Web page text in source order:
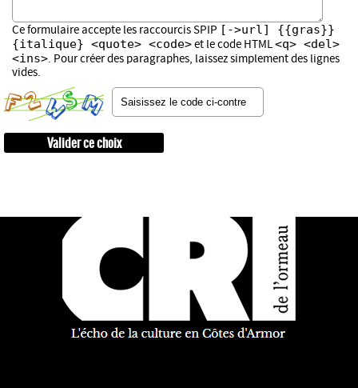
Ce formulaire accepte les raccourcis SPIP [->url] {{gras}}
{italique} <quote> <code>et le code HTML<q> <del>
<ins>. Pour créer des paragraphes, laissez simplement des lignes
vides.